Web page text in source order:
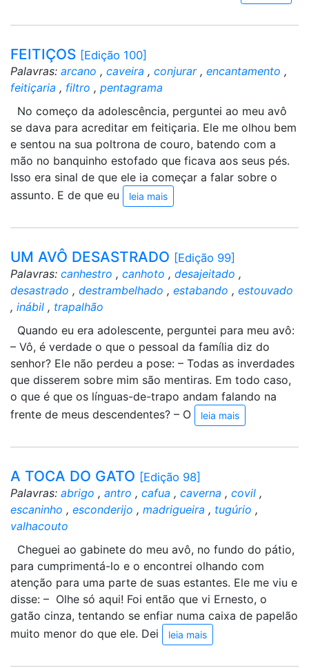
FEITIÇOS [Edição 100]
Palavras: arcano , caveira , conjurar, encantamento ,
feitiçaria , filtro , pentagrama
No começo da adolescência, perguntei ao meu avô
se dava para acreditar em feitiçaria. Ele me olhou bem
e sentou na sua poltrona de couro, batendo com a
mão no banquinho estofado que ficava aos seus pés.
Isso era sinal de que ele ia começar a falar sobre o
assunto. E de que eu
leia mais
UM AVÔ DESASTRADO [Edição 99]
Palavras: canhestro , canhoto , desajeitado ,
desastrado , destrambelhado , estabando , estouvado
, inábil , trapalhão
Quando eu era adolescente, perguntei para meu avô:
– Vô, é verdade o que o pessoal da família diz do
senhor? Ele não perdeu a pose: – Todas as inverdades
que disserem sobre mim são mentiras. Em todo caso,
o que é que os línguas-de-trapo andam falando na
frente de meus descendentes? – O
leia mais
A TOCA DO GATO [Edição 98]
Palavras: abrigo , antro , cafua , caverna , covil ,
escaninho , esconderijo , madrigueira , tugúrio ,
valhacouto
Cheguei ao gabinete do meu avô, no fundo do pátio,
para cumprimentá-lo e o encontrei olhando com
atenção para uma parte de suas estantes. Ele me viu e
disse: – Olhe só aqui! Foi então que vi Ernesto, o
gatão cinza, tentando se enfiar numa caixa de papelão
muito menor do que ele. Dei
leia mais